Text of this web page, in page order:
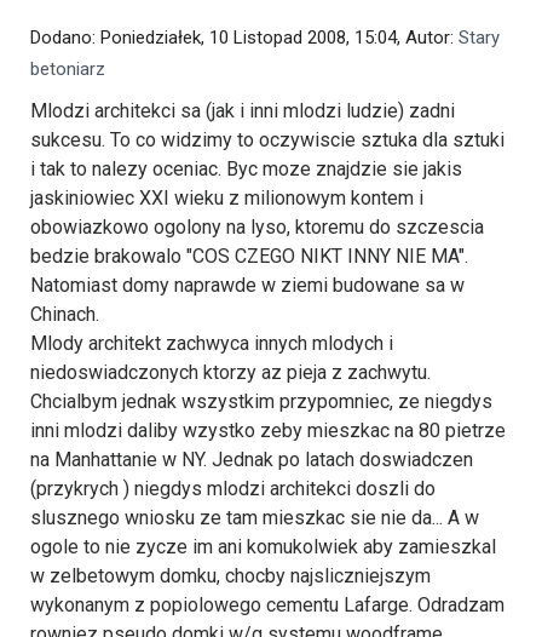
Dodano: Poniedziałek, 10 Listopad 2008, 15:04, Autor: Stary
betoniarz
Mlodzi architekci sa (jak i inni mlodzi ludzie) zadni
sukcesu. To co widzimy to oczywiscie sztuka dla sztuki
i tak to nalezy oceniac. Byc moze znajdzie sie jakis
jaskiniowiec XXI wieku z milionowym kontem i
obowiazkowo ogolony na lyso, ktoremu do szczescia
bedzie brakowalo "COS CZEGO NIKT INNY NIE MA".
Natomiast domy naprawde w ziemi budowane sa w
Chinach.
Mlody architekt zachwyca innych mlodych i
niedoswiadczonych ktorzy az pieja z zachwytu.
Chcialbym jednak wszystkim przypomniec, ze niegdys
inni mlodzi daliby wzystko zeby mieszkac na 80 pietrze
na Manhattanie w NY. Jednak po latach doswiadczen
(przykrych ) niegdys mlodzi architekci doszli do
slusznego wniosku ze tam mieszkac sie nie da... A w
ogole to nie zycze im ani komukolwiek aby zamieszkal
w zelbetowym domku, chocby najsliczniejszym
wykonanym z popiolowego cementu Lafarge. Odradzam